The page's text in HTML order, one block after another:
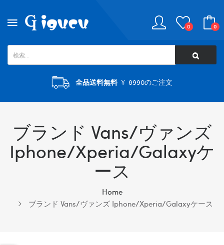
0 0
全品送料無料￥ 8990のご注文
ブランド Vans/ヴァンズ
Iphone/xperia/galaxyケ
ース
Home
ブランド Vans/ヴァンズ Iphone/xperia/galaxyケース